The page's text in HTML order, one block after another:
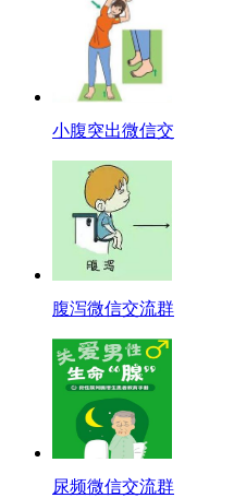
小腹突出微信交
腹泻微信交流群
尿频微信交流群